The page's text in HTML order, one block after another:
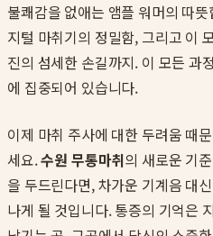
불쾌감을 없애는 앰플 워머의 따
지털 마취기의 정밀함, 그리고 이
진의 섬세한 손길까지. 이 모든 과
에 집중되어 있습니다.
이제 마취 주사에 대한 두려움 때
세요.수원 무통마취의 새로운 기
을 두드린다면, 차가운 기계음 대
나게 될 것입니다. 통증의 기억은